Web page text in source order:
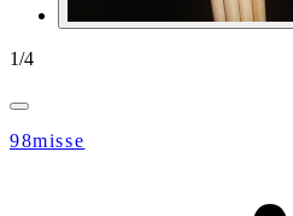
1/4
98misse